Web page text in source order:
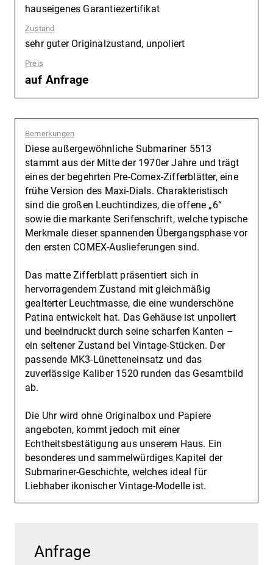
hauseigenes Garantiezertifikat
Zustand
sehr guter Originalzustand, unpoliert
Preis
auf Anfrage
Bemerkungen
Diese außergewöhnliche Submariner 5513
stammt aus der Mitte der 1970er Jahre und trägt
eines der begehrten Pre-Comex-Zifferblätter, eine
frühe Version des Maxi-Dials. Charakteristisch
sind die großen Leuchtindizes, die offene „6“
sowie die markante Serifenschrift, welche typische
Merkmale dieser spannenden Übergangsphase vor
den ersten COMEX-Auslieferungen sind.
Das matte Zifferblatt präsentiert sich in
hervorragendem Zustand mit gleichmäßig
gealterter Leuchtmasse, die eine wunderschöne
Patina entwickelt hat. Das Gehäuse ist unpoliert
und beeindruckt durch seine scharfen Kanten –
ein seltener Zustand bei Vintage-Stücken. Der
passende MK3-Lünetteneinsatz und das
zuverlässige Kaliber 1520 runden das Gesamtbild
ab.
Die Uhr wird ohne Originalbox und Papiere
angeboten, kommt jedoch mit einer
Echtheitsbestätigung aus unserem Haus. Ein
besonderes und sammelwürdiges Kapitel der
Submariner-Geschichte, welches ideal für
Liebhaber ikonischer Vintage-Modelle ist.
Anfrage